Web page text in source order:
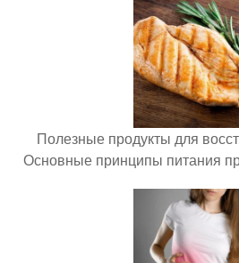
Полезные продукты для
Основные принципы питания